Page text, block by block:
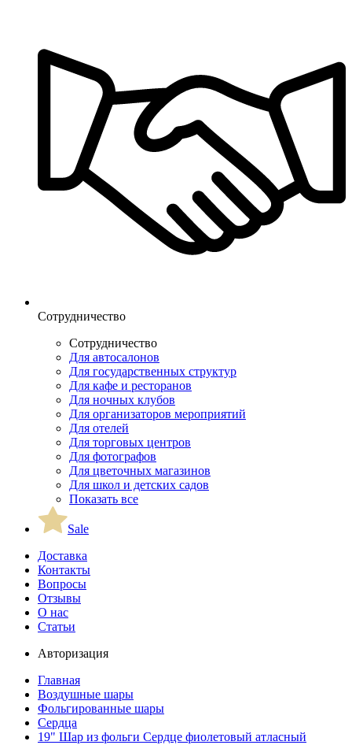
Сотрудничество
Сотрудничество
Для автосалонов
Для государственных структур
Для кафе и ресторанов
Для ночных клубов
Для организаторов мероприятий
Для отелей
Для торговых центров
Для фотографов
Для цветочных магазинов
Для школ и детских садов
Показать все
Sale
Доставка
Контакты
Вопросы
Отзывы
О нас
Статьи
Авторизация
Главная
Воздушные шары
Фольгированные шары
Сердца
19" Шар из фольги Сердце фиолетовый атласный